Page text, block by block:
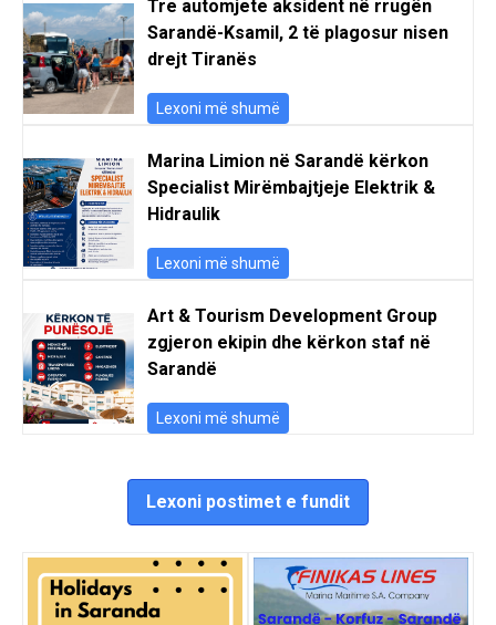
Tre automjete aksident në rrugën
Sarandë-Ksamil, 2 të plagosur nisen
drejt Tiranës
Lexoni më shumë
Marina Limion në Sarandë kërkon
Specialist Mirëmbajtjeje Elektrik &
Hidraulik
Lexoni më shumë
Art & Tourism Development Group
zgjeron ekipin dhe kërkon staf në
Sarandë
Lexoni më shumë
Lexoni postimet e fundit